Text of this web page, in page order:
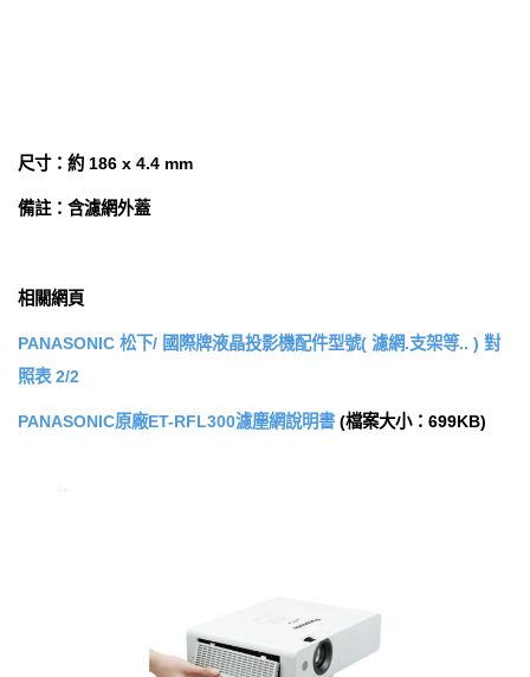
尺寸：約 186 x 4.4 mm
備註：含濾網外蓋
相關網頁
PANASONIC 松下/ 國際牌液晶投影機配件型號( 濾網.支架等.. ) 對
照表 2/2
PANASONIC原廠ET-RFL300濾塵網說明書(檔案大小：699KB)